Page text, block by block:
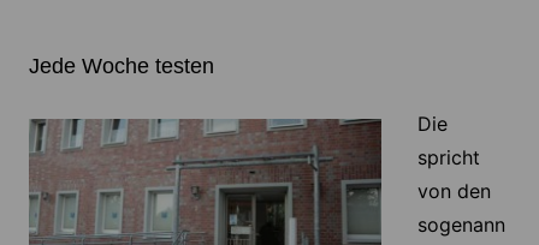
Jede Woche testen
Die
spricht
von den
sogenann